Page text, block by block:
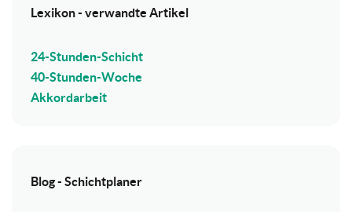
Lexikon - verwandte Artikel
24-Stunden-Schicht
40-Stunden-Woche
Akkordarbeit
Blog - Schichtplaner